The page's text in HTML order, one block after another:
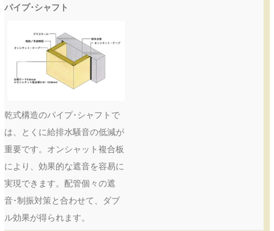
パイプ･シャフト
乾式構造のパイプ･シャフトで
は、とくに給排水騒音の低減が
重要です。オンシャット複合板
により、効果的な遮音を容易に
実現できます。配管個々の遮
音･制振対策と合わせて、ダブ
ル効果が得られます。